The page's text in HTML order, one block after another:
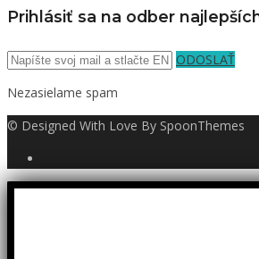
Prihlásiť sa na odber
ODOSLAŤ
Nezasielame spam
© Designed With Love By SpoonThemes